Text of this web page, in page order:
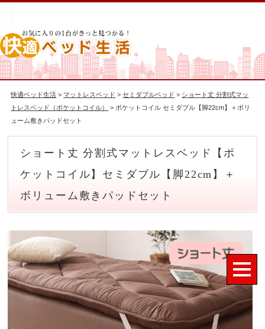
快適ベッド生活 > マットレスベッド >セミダブルベッド > ショート丈 分割式マッ
トレスベッド（ポケットコイル）
> ポケットコイル セミダブル【脚22cm】＋ボリ
ューム敷きパッドセット
ショート丈 分割式マットレスベッド【ポ
ケットコイル】セミダブル【脚22cm】＋
ボリューム敷きパッドセット